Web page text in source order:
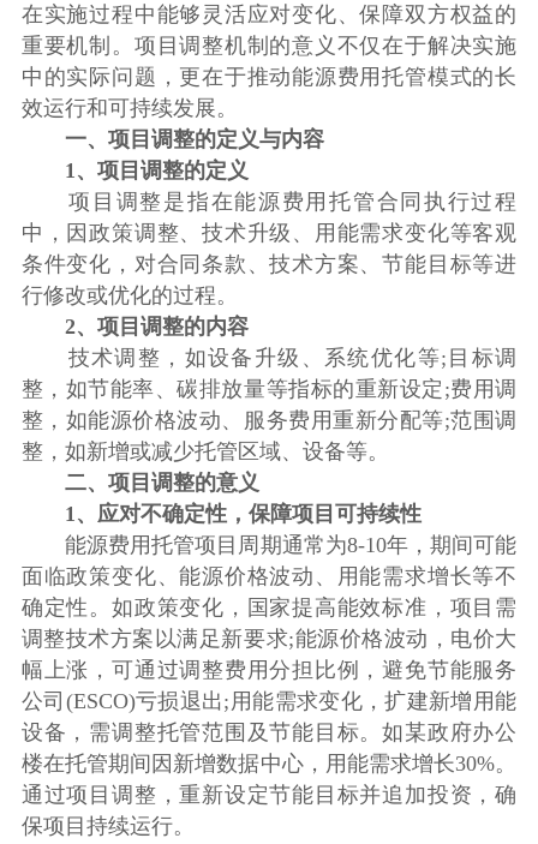
在实施过程中能够灵活应对变化、保障双方权益的
重要机制。项目调整机制的意义不仅在于解决实施
中的实际问题，更在于推动能源费用托管模式的长
效运行和可持续发展。
一、项目调整的定义与内容
1、项目调整的定义
项目调整是指在能源费用托管合同执行过程
中，因政策调整、技术升级、用能需求变化等客观
条件变化，对合同条款、技术方案、节能目标等进
行修改或优化的过程。
2、项目调整的内容
技术调整，如设备升级、系统优化等;目标调
整，如节能率、碳排放量等指标的重新设定;费用调
整，如能源价格波动、服务费用重新分配等;范围调
整，如新增或减少托管区域、设备等。
二、项目调整的意义
1、应对不确定性，保障项目可持续性
能源费用托管项目周期通常为8-10年，期间可能
面临政策变化、能源价格波动、用能需求增长等不
确定性。如政策变化，国家提高能效标准，项目需
调整技术方案以满足新要求;能源价格波动，电价大
幅上涨，可通过调整费用分担比例，避免节能服务
公司(ESCO)亏损退出;用能需求变化，扩建新增用能
设备，需调整托管范围及节能目标。如某政府办公
楼在托管期间因新增数据中心，用能需求增长30%。
通过项目调整，重新设定节能目标并追加投资，确
保项目持续运行。